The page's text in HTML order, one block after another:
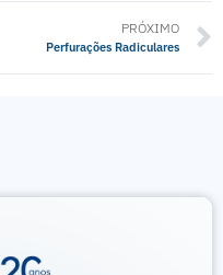
PRÓXIMO
Perfurações Radiculares